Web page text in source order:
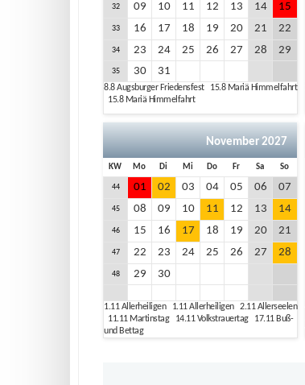
32 09 10 11 12 13 14 15
33 16 17 18 19 20 21 22
34 23 24 25 26 27 28 29
35 30 31
8.8Augsburger Friedensfest 15.8Mariä Himmelfahrt
15.8Mariä Himmelfahrt
November 2027
KW Mo Di Mi Do Fr Sa So
44 01 02 03 04 05 06 07
45 08 09 10 11 12 13 14
46 15 16 17 18 19 20 21
47 22 23 24 25 26 27 28
48 29 30
1.11Allerheiligen 1.11Allerheiligen 2.11Allerseelen
11.11Martinstag 14.11Volkstrauertag 17.11Buß-
und Bettag